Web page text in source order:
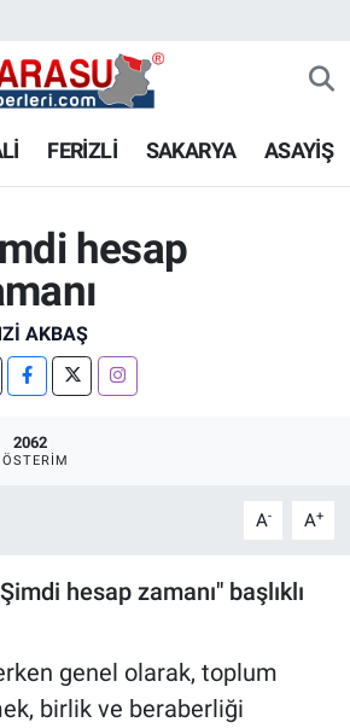
FERİZLİ SAKARYA ASAYİŞ
hesap
AKBAŞ
2062
A- A+
hesap zamanı" başlıklı
genel olarak, toplum
birlik ve beraberliği